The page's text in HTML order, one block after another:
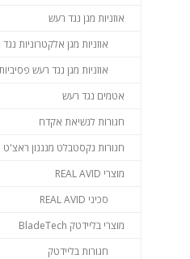
אוזניות מגן נגד רעש
אוזניות מגן אלקטרוניות
אוזניות מגן נגד רעש
אטמים נגד רעש
חגורות לנשיאת אקדח
חגורות נקסטבלט מנגנון ראצ'ט
מוצרי REAL AVID
סכיני REAL AVID
מוצרי בליידטק BladeTech
חגורות בליידטק